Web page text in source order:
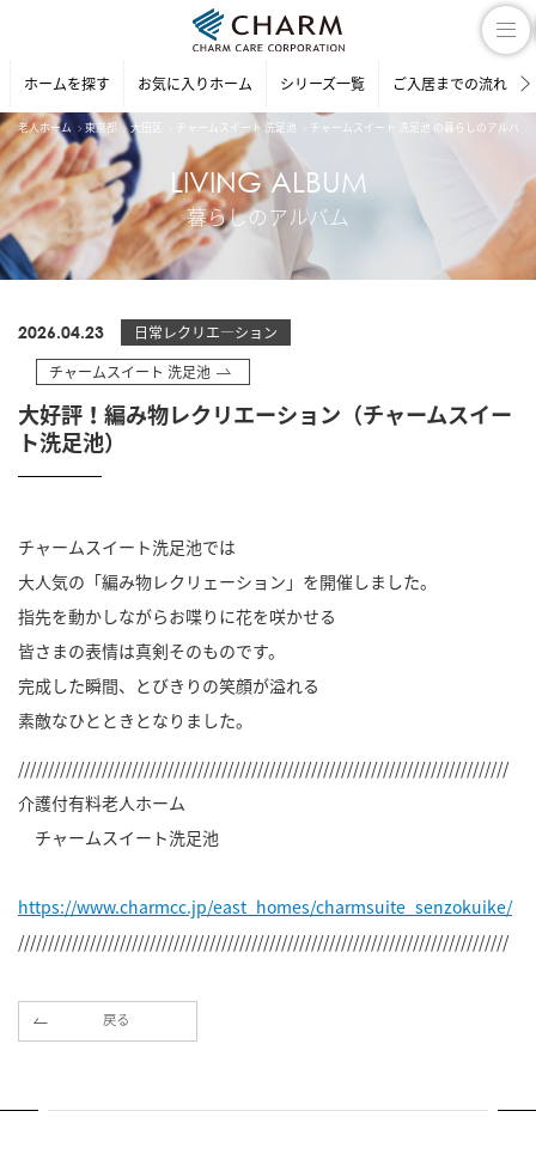
ホームを探す お気に入りホーム シリーズ一覧 ご入居までの流れ
老人ホーム 東京都 大田区 チャームスイート 洗足池 チャームスイート 洗足池 の暮らしのアルバム
LIVING ALBUM
暮らしのアルバム
2026.04.23
日常レクリエ―ション
チャームスイート 洗足池
大好評！編み物レクリエーション（チャームスイー
ト洗足池）
チャームスイート洗足池では
大人気の「編み物レクリェーション」を開催しました。
指先を動かしながらお喋りに花を咲かせる
皆さまの表情は真剣そのものです。
完成した瞬間、とびきりの笑顔が溢れる
素敵なひとときとなりました。
//////////////////////////////////////////////////////////////////////////////////
介護付有料老人ホーム
チャームスイート洗足池
https://www.charmcc.jp/east_homes/charmsuite_senzokuike/
//////////////////////////////////////////////////////////////////////////////////
戻る